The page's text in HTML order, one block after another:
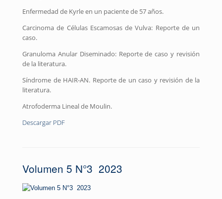
Enfermedad de Kyrle en un paciente de 57 años.
Carcinoma de Células Escamosas de Vulva: Reporte de un
caso.
Granuloma Anular Diseminado: Reporte de caso y revisión
de la literatura.
Síndrome de HAIR-AN. Reporte de un caso y revisión de la
literatura.
Atrofoderma Lineal de Moulin.
Descargar PDF
Volumen 5 N°3 2023